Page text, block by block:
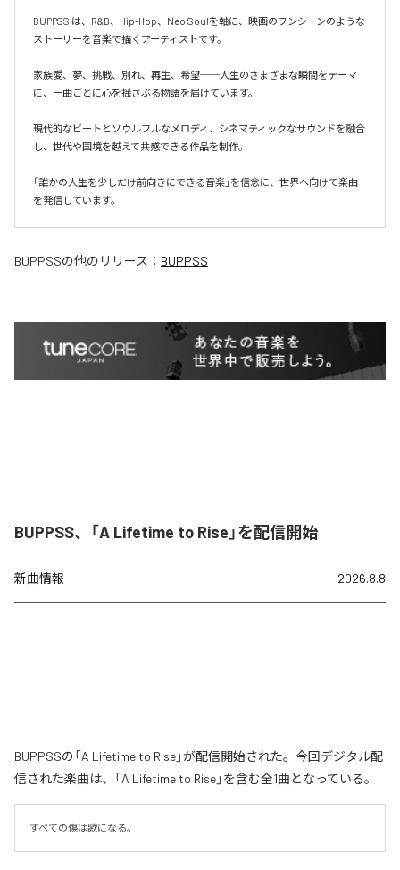
BUPPSS は、R&B、Hip-Hop、Neo Soulを軸に、映画のワンシーンのような
ストーリーを音楽で描くアーティストです。
家族愛、夢、挑戦、別れ、再生、希望──人生のさまざまな瞬間をテーマ
に、一曲ごとに心を揺さぶる物語を届けています。
現代的なビートとソウルフルなメロディ、シネマティックなサウンドを融合
し、世代や国境を越えて共感できる作品を制作。
「誰かの人生を少しだけ前向きにできる音楽」を信念に、世界へ向けて楽曲
を発信しています。
BUPPSSの他のリリース： BUPPSS
BUPPSS、「A Lifetime to Rise」を配信開始
新曲情報 2026.8.8
BUPPSSの「A Lifetime to Rise」が配信開始された。今回デジタル配
信された楽曲は、「A Lifetime to Rise」を含む全1曲となっている。
すべての傷は歌になる。